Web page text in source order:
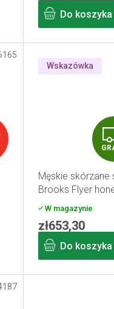
Do koszyka
Wskazówka
Męskie skórzane
Brooks Flyer
W magazynie
zł653,30
Do koszyka